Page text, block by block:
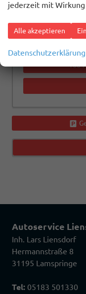
alles ausgewählt
1604
Autoservice
Inh. Lars Liensdorf
Hermannstraße 8
31195 Lamspringe
Tel: 05183 501330
jederzeit mit
Alle akzeptieren
Datenschutzerklärung